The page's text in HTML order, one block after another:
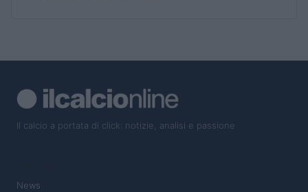
Il calcio a portata di click: notizie, analisi e passione
News